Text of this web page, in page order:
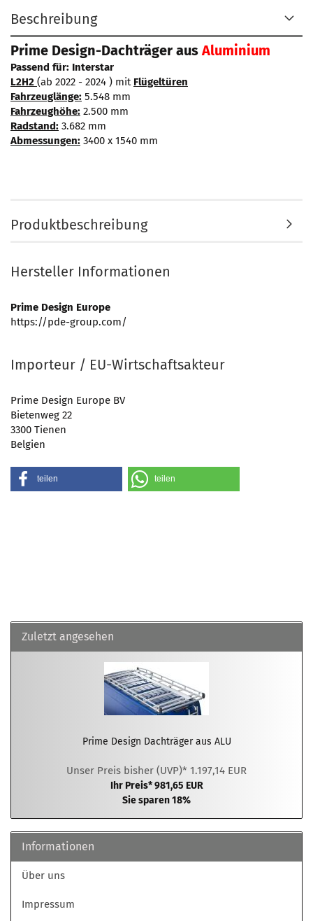
Beschreibung
Prime Design-Dachträger ausAluminium
Passend für: Interstar
L2H2 (ab 2022 - 2024 ) mit Flügeltüren
Fahrzeuglänge: 5.548 mm
Fahrzeughöhe: 2.500 mm
Radstand: 3.682 mm
Abmessungen: 3400 x 1540 mm
Produktbeschreibung
Hersteller Informationen
Prime Design Europe
https://pde-group.com/
Importeur / EU-Wirtschaftsakteur
Prime Design Europe BV
Bietenweg 22
3300 Tienen
Belgien
teilen teilen
Zuletzt angesehen
Prime Design Dachträger aus ALU
Unser Preis bisher (UVP)* 1.197,14 EUR
Ihr Preis* 981,65 EUR
Sie sparen 18%
Informationen
Über uns
Impressum